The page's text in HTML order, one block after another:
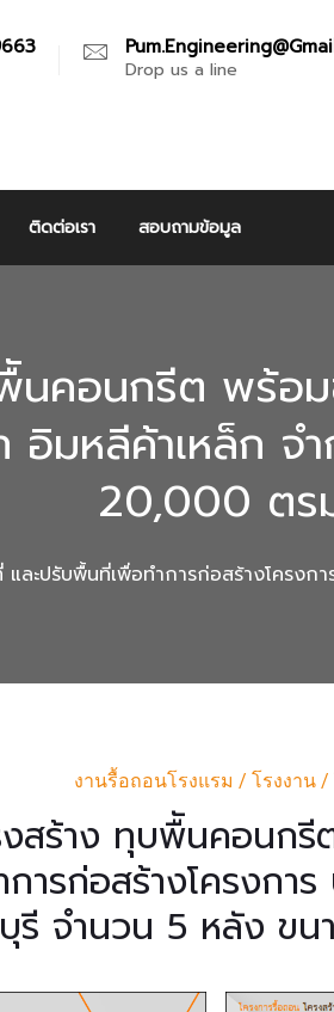
Drop us a line
ติดต่อเรา สอบถามข้อมูล
นคอนกรีต พร้
อิมหลีค้าเหล็ก
20,000 ตร
ะปรับพื้นที่เพื่อทำการก่อสร้างโคร
งานรื้อถอนโรงแรม / โรงงาน /
งสร้าง ทุบพืันคอน
ารก่อสร้างโครงกา
รี จำนวน 5 หลัง ข